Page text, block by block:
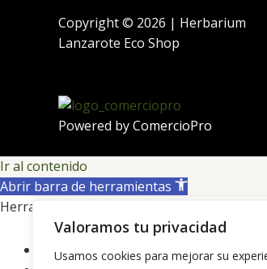
Valoramos tu privacidad
Usamos cookies para mejorar su
Copyright © 2026 | Herbarium
Lanzarote Eco Shop
Powered byComercioPro
Ir al contenido
Abrir barra de herramientas
Herramientas de accesibilidad
Aumentar texto